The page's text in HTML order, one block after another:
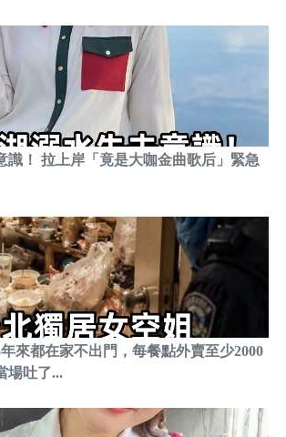
識！ 拉上岸「竟是大咖金曲歌后」緊急
來都在家不出門，每餐點外賣至少2000
場吐了...